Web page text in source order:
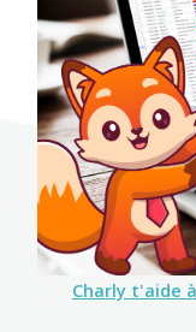
Charly t'aide